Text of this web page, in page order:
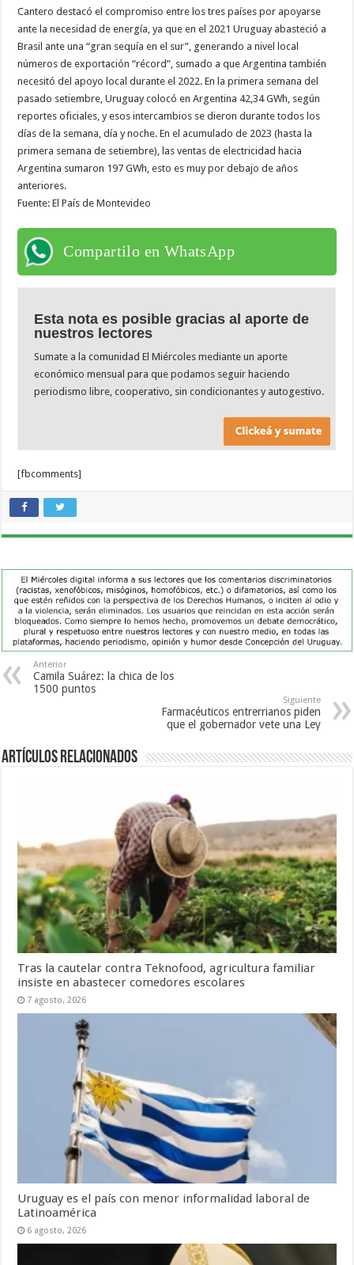
Cantero destacó el compromiso entre los tres países por apoyarse
ante la necesidad de energía, ya que en el 2021 Uruguay abasteció a
Brasil ante una “gran sequía en el sur”, generando a nivel local
números de exportación “récord”, sumado a que Argentina también
necesitó del apoyo local durante el 2022. En la primera semana del
pasado setiembre, Uruguay colocó en Argentina 42,34 GWh, según
reportes oficiales, y esos intercambios se dieron durante todos los
días de la semana, día y noche. En el acumulado de 2023 (hasta la
primera semana de setiembre), las ventas de electricidad hacia
Argentina sumaron 197 GWh, esto es muy por debajo de años
anteriores.
Fuente: El País de Montevideo
Compartilo en WhatsApp
Esta nota es posible gracias al aporte de
nuestros lectores
Sumate a la comunidad El Miércoles mediante un aporte
económico mensual para que podamos seguir haciendo
periodismo libre, cooperativo, sin condicionantes y autogestivo.
[fbcomments]
Anterior
Camila Suárez: la chica de los
1500 puntos
Siguiente
Farmacéuticos entrerrianos piden
que el gobernador vete una Ley
Artículos Relacionados
Tras la cautelar contra Teknofood, agricultura familiar
insiste en abastecer comedores escolares
7 agosto, 2026
Uruguay es el país con menor informalidad laboral de
Latinoamérica
6 agosto, 2026